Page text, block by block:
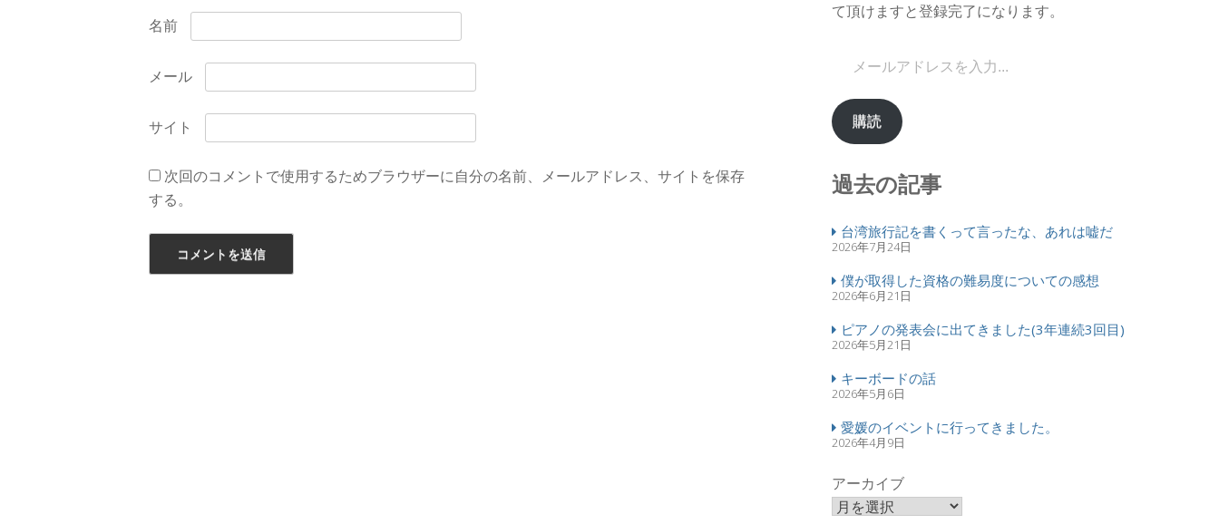
名前
メール
サイト
次回のコメントで使用するためブラウザーに自分の名前、メールアドレス、サイトを保存
する。
て頂けますと登録完了になります。
購読
過去の記事
台湾旅行記を書くって言ったな、あれは嘘だ
2026年7月24日
僕が取得した資格の難易度についての感想
2026年6月21日
ピアノの発表会に出てきました(3年連続3回目)
2026年5月21日
キーボードの話
2026年5月6日
愛媛のイベントに行ってきました。
2026年4月9日
アーカイブ